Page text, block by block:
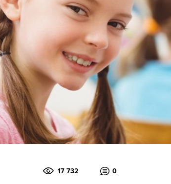
17 732 0